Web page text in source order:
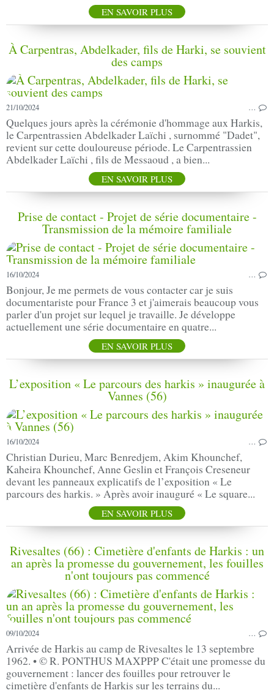
EN SAVOIR PLUS
À Carpentras, Abdelkader, fils de Harki, se souvient
des camps
21/10/2024 …
Quelques jours après la cérémonie d'hommage aux Harkis,
le Carpentrassien Abdelkader Laïchi , surnommé "Dadet",
revient sur cette douloureuse période. Le Carpentrassien
Abdelkader Laïchi , fils de Messaoud , a bien...
EN SAVOIR PLUS
Prise de contact - Projet de série documentaire -
Transmission de la mémoire familiale
16/10/2024 …
Bonjour, Je me permets de vous contacter car je suis
documentariste pour France 3 et j'aimerais beaucoup vous
parler d'un projet sur lequel je travaille. Je développe
actuellement une série documentaire en quatre...
EN SAVOIR PLUS
L’exposition « Le parcours des harkis » inaugurée à
Vannes (56)
16/10/2024 …
Christian Durieu, Marc Benredjem, Akim Khounchef,
Kaheira Khounchef, Anne Geslin et François Creseneur
devant les panneaux explicatifs de l’exposition « Le
parcours des harkis. » Après avoir inauguré « Le square...
EN SAVOIR PLUS
Rivesaltes (66) : Cimetière d'enfants de Harkis : un
an après la promesse du gouvernement, les fouilles
n'ont toujours pas commencé
09/10/2024 …
Arrivée de Harkis au camp de Rivesaltes le 13 septembre
1962. • © R. PONTHUS MAXPPP C'était une promesse du
gouvernement : lancer des fouilles pour retrouver le
cimetière d'enfants de Harkis sur les terrains du...